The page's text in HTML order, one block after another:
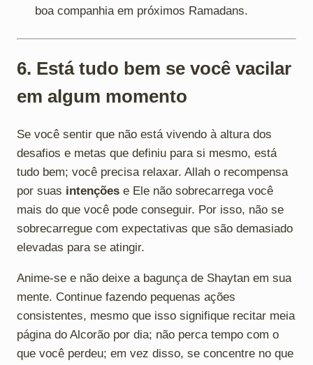
boa companhia em próximos Ramadans.
6. Está tudo bem se você vacilar
em algum momento
Se você sentir que não está vivendo à altura dos
desafios e metas que definiu para si mesmo, está
tudo bem; você precisa relaxar. Allah o recompensa
por suas intenções e Ele não sobrecarrega você
mais do que você pode conseguir. Por isso, não se
sobrecarregue com expectativas que são demasiado
elevadas para se atingir.
Anime-se e não deixe a bagunça de Shaytan em sua
mente. Continue fazendo pequenas ações
consistentes, mesmo que isso signifique recitar meia
página do Alcorão por dia; não perca tempo com o
que você perdeu; em vez disso, se concentre no que